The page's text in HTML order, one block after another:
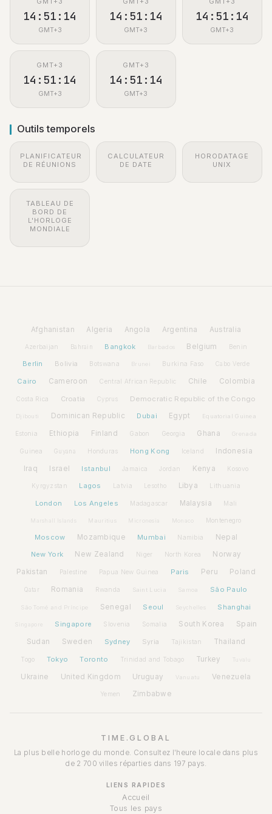
14:51:15
GMT+3
14:51:15
GMT+3
14:51:15
GMT+3
GMT+3
14:51:15
GMT+3
GMT+3
14:51:15
GMT+3
Outils temporels
PLANIFICATEUR
DE RÉUNIONS
CALCULATEUR
DE DATE
HORODATAGE
UNIX
TABLEAU DE
BORD DE
L'HORLOGE
MONDIALE
Afghanistan Algeria Angola Argentina Australia
Azerbaijan Bahrain Bangkok Barbados Belgium Benin
Berlin Bolivia Botswana Brunei Burkina Faso Cabo Verde
Cairo Cameroon Central African Republic Chile Colombia
Costa Rica Croatia Cyprus Democratic Republic of the Congo
Djibouti Dominican Republic Dubai Egypt Equatorial Guinea
Estonia Ethiopia Finland Gabon Georgia Ghana Grenada
Guinea Guyana Honduras Hong Kong Iceland Indonesia
Iraq Israel Istanbul Jamaica Jordan Kenya Kosovo
Kyrgyzstan Lagos Latvia Lesotho Libya Lithuania
London Los Angeles Madagascar Malaysia Mali
Mauritius Micronesia Monaco Montenegro
Moscow Mozambique Mumbai Namibia Nepal
New York New Zealand Niger North Korea Norway
Pakistan Palestine Papua New Guinea Paris Peru Poland
Qatar Romania Rwanda Saint Lucia Samoa São Paulo
São Tomé and Príncipe Senegal Seoul Seychelles Shanghai
Singapore Slovenia Somalia South Korea Spain
Sudan Sweden Sydney Syria Tajikistan Thailand
Togo Tokyo Toronto Trinidad and Tobago Turkey Tuvalu
Ukraine United Kingdom Uruguay Vanuatu Venezuela
Yemen Zimbabwe
TIME.GLOBAL
La plus belle horloge du monde. Consultez l'heure locale dans plus
de 2 700 villes réparties dans 197 pays.
LIENS RAPIDES
Accueil
Tous les pays